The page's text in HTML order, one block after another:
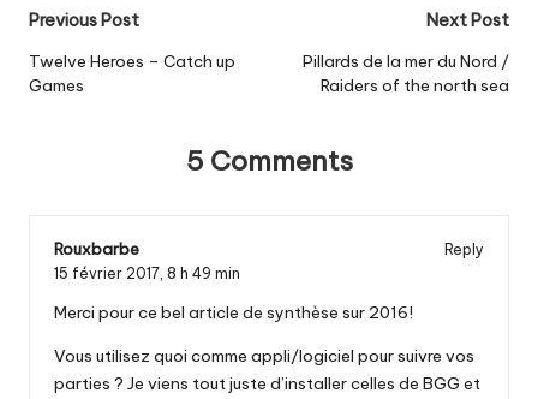
Post
navigation
Previous Post
Twelve Heroes – Catch up
Games
Next Post
Pillards de la mer du Nord /
Raiders of the north sea
5 Comments
Rouxbarbe
Reply
15 février 2017, 8 h 49 min
Merci pour ce bel article de synthèse sur 2016!
Vous utilisez quoi comme appli/logiciel pour suivre vos
parties ? Je viens tout juste d’installer celles de BGG et